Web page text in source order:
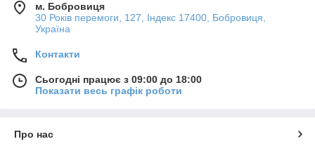
м. Бобровиця
30 Років перемоги, 127, Індекс 17400, Бобровиця,
Україна
Контакти
Сьогодні працює з 09:00 до 18:00
Показати весь графік роботи
Про нас